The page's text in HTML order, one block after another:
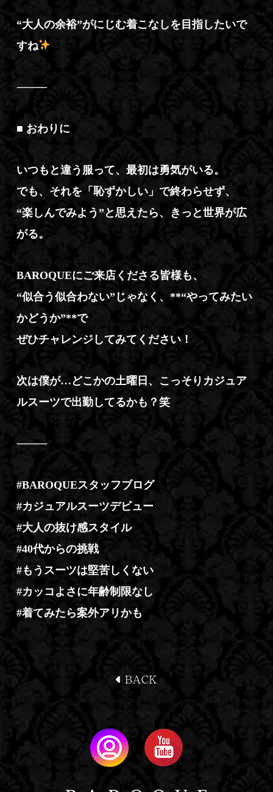
“大人の余裕”がにじむ着こなしを目指したいで
すね
⸻
■ おわりに
いつもと違う服って、最初は勇気がいる。
でも、それを「恥ずかしい」で終わらせず、
“楽しんでみよう”と思えたら、きっと世界が広
がる。
BAROQUEにご来店くださる皆様も、
“似合う似合わない”じゃなく、**“やってみたい
かどうか”**で
ぜひチャレンジしてみてください！
次は僕が…どこかの土曜日、こっそりカジュア
ルスーツで出勤してるかも？笑
⸻
#BAROQUEスタッフブログ
#カジュアルスーツデビュー
#大人の抜け感スタイル
#40代からの挑戦
#もうスーツは堅苦しくない
#カッコよさに年齢制限なし
#着てみたら案外アリかも
BACK